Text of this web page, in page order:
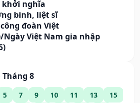
khởi nghĩa
binh, liệt sĩ
đoàn Việt
Ngày Việt Nam gia nhập
8
5 7 9 10 11 13
15